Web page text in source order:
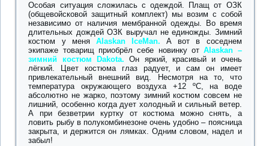
Особая ситуация сложилась с одеждой. Плащ от ОЗК
(общевойсковой защитный комплект) мы возим с собой
независимо от наличия мембранной одежды. Во время
длительных дождей ОЗК выручал не единожды. Зимний
костюм у меняAlaskan IceMan. А вот в соседнем
экипаже товарищ приобрёл себе новинку отAlaskan –
зимний костюм Dakota.
Он яркий, красивый и очень
лёгкий. Цвет костюма глаз радует, и сам он имеет
привлекательный внешний вид. Несмотря на то, что
температура окружающего воздуха +12 ºC, на воде
абсолютно не жарко, поэтому зимний костюм совсем не
лишний, особенно когда дует холодный и сильный ветер.
А при безветрии куртку от костюма можно снять, а
ловить рыбу в полукомбинезоне очень удобно – поясница
закрыта, и держится он лямках. Одним словом, надел и
забыл!